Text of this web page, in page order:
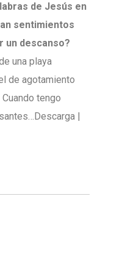
de Jesús en
sentimientos
un descanso?
una playa
de agotamiento
tengo
|